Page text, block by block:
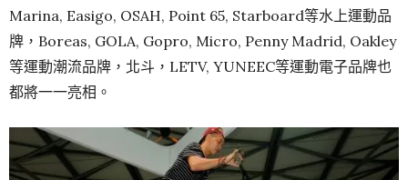
Marina, Easigo, OSAH, Point 65, Starboard等水上運動品
牌，Boreas, GOLA, Gopro, Micro, Penny Madrid, Oakley
等運動潮流品牌，北斗，LETV, YUNEEC等運動電子品牌也
都將一一亮相。